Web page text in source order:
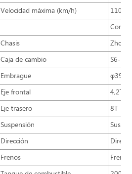
Velocidad máxima (km/h)
110
Chasis
Caja de cambio
S6-
Embrague
φ395,
Eje frontal
4,2T,
Eje trasero
8T
Suspensión
Dirección
Frenos
Freno